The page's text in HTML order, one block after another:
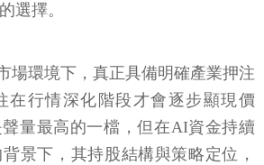
選擇。
場環境下，真正具備明確產業押注
在行情深化階段才會逐步顯現價
量最高的一檔，但在AI資金持續
景下，其持股結構與策略定位，